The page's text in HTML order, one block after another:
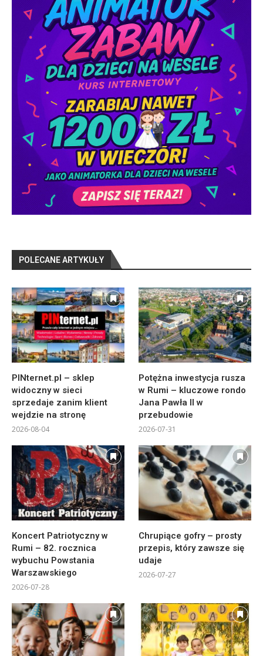
POLECANE ARTYKUŁY
PINternet.pl – sklep
widoczny w sieci
sprzedaje zanim klient
wejdzie na stronę
2026-08-04
Potężna inwestycja rusza
w Rumi – kluczowe rondo
Jana Pawła II w
przebudowie
2026-07-31
Koncert Patriotyczny w
Rumi – 82. rocznica
wybuchu Powstania
Warszawskiego
2026-07-28
Chrupiące gofry – prosty
przepis, który zawsze się
udaje
2026-07-27